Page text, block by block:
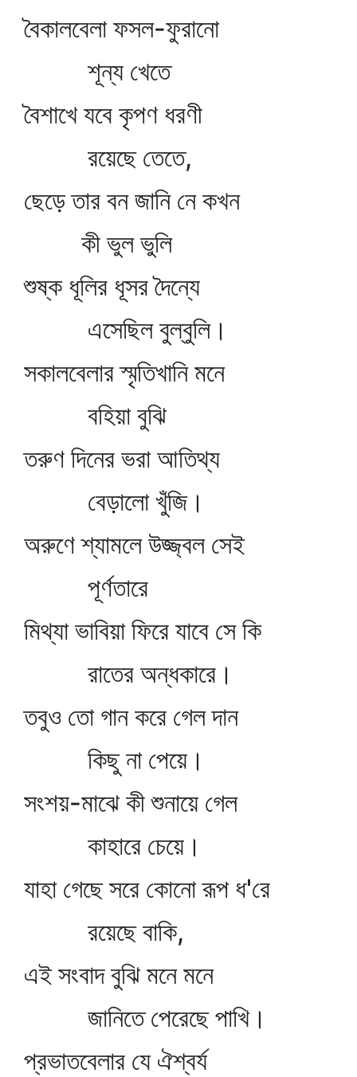
বৈকালবেলা ফসল-ফুরানো
শূন্য খেতে
বৈশাখে যবে কৃপণ ধরণী
রয়েছে তেতে,
ছেড়ে তার বন জানি নে কখন
কী ভুল ভুলি
শুষ্ক ধূলির ধূসর দৈন্যে
এসেছিল বুল্‌বুলি।
সকালবেলার স্মৃতিখানি মনে
বহিয়া বুঝি
তরুণ দিনের ভরা আতিথ্য
বেড়ালো খুঁজি।
অরুণে শ্যামলে উজ্জ্বল সেই
পূর্ণতারে
মিথ্যা ভাবিয়া ফিরে যাবে সে কি
রাতের অন্ধকারে।
তবুও তো গান করে গেল দান
কিছু না পেয়ে।
সংশয়-মাঝে কী শুনায়ে গেল
কাহারে চেয়ে।
যাহা গেছে সরে কোনো রূপ ধ'রে
রয়েছে বাকি,
এই সংবাদ বুঝি মনে মনে
জানিতে পেরেছে পাখি।
প্রভাতবেলার যে ঐশ্বর্য